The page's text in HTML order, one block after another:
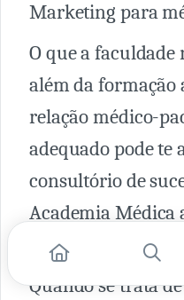
Marketing para
O que a faculdade
além da formação
relação médico-
adequado pode te
consultório de
Academia Médica
marketing para
Quando se trata